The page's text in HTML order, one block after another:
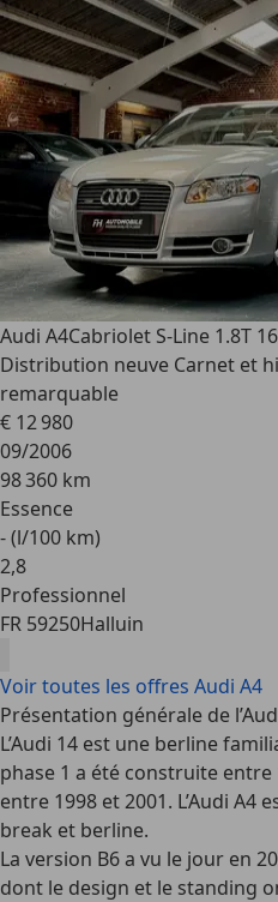
Audi A4Cabriolet S-Line 1.8T
Distribution neuve Carnet et
remarquable
€ 12 980
09/2006
98 360 km
Essence
- (l/100 km)
2,8
Professionnel
FR 59250Halluin
Voir toutes les offres Audi A4
Présentation générale de
L’Audi 14 est une berline
phase 1 a été construite entre
entre 1998 et 2001. L’Audi A4
break et berline.
La version B6 a vu le jour en
dont le design et le standing